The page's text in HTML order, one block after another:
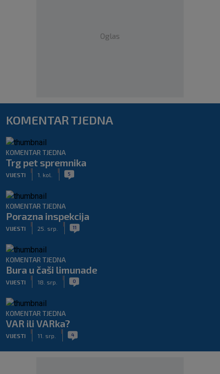
Oglas
KOMENTAR TJEDNA
KOMENTAR TJEDNA
Trg pet spremnika
VIJESTI 1. kol. 5
KOMENTAR TJEDNA
Porazna inspekcija
VIJESTI 25. srp. 11
KOMENTAR TJEDNA
Bura u čaši limunade
VIJESTI 18. srp. 0
KOMENTAR TJEDNA
VAR ili VARka?
VIJESTI 11. srp. 4